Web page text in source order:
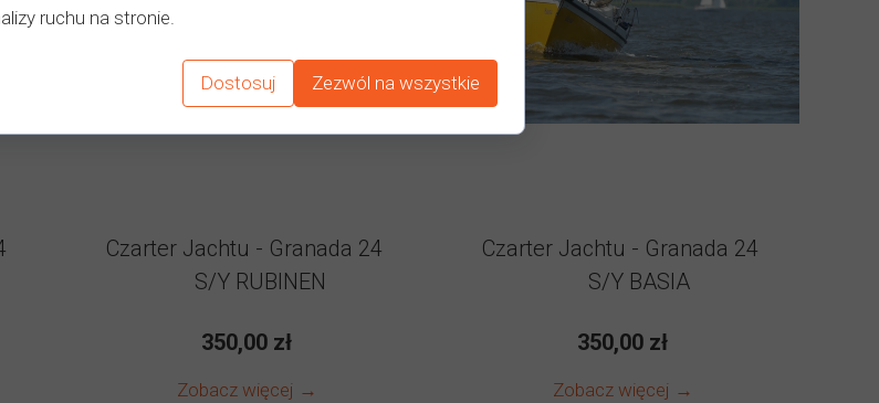
Czarter Jachtu - Granada 24
S/Y RUBINEN
350,00 zł
Zobacz więcej →
Czarter Jachtu - Granada 24
S/Y BASIA
350,00 zł
Zobacz więcej →
ruchu na stronie.
Dostosuj Zezwól na wszystkie